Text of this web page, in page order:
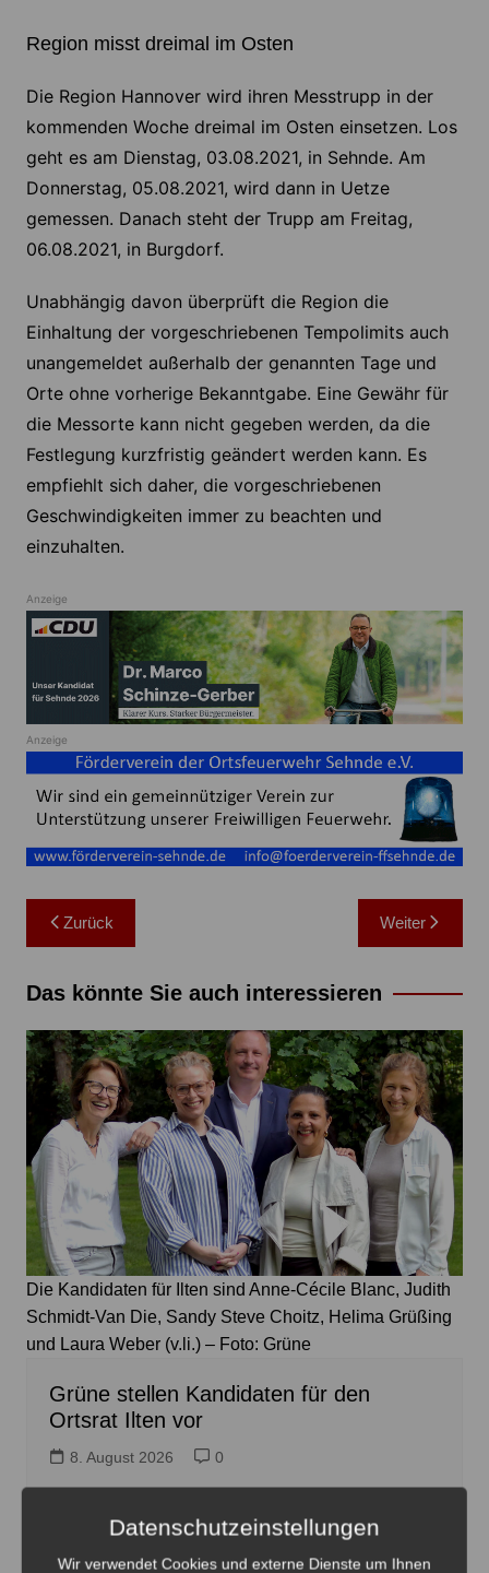
Region misst dreimal im Osten
Die Region Hannover wird ihren Messtrupp in der
kommenden Woche dreimal im Osten einsetzen. Los
geht es am Dienstag, 03.08.2021, in Sehnde. Am
Donnerstag, 05.08.2021, wird dann in Uetze
gemessen. Danach steht der Trupp am Freitag,
06.08.2021, in Burgdorf.
Unabhängig davon überprüft die Region die
Einhaltung der vorgeschriebenen Tempolimits auch
unangemeldet außerhalb der genannten Tage und
Orte ohne vorherige Bekanntgabe. Eine Gewähr für
die Messorte kann nicht gegeben werden, da die
Festlegung kurzfristig geändert werden kann. Es
empfiehlt sich daher, die vorgeschriebenen
Geschwindigkeiten immer zu beachten und
einzuhalten.
Anzeige
Anzeige
Beitragsnavigation
Zurück Weiter
Das könnte Sie auch interessieren
Die Kandidaten für Ilten sind Anne-Cécile Blanc, Judith
Schmidt-Van Die, Sandy Steve Choitz, Helima Grüßing
und Laura Weber (v.li.) – Foto: Grüne
Grüne stellen Kandidaten für den
Ortsrat Ilten vor
8. August 2026 0
Datenschutzeinstellungen
Wir verwendet Cookies und externe Dienste um Ihnen